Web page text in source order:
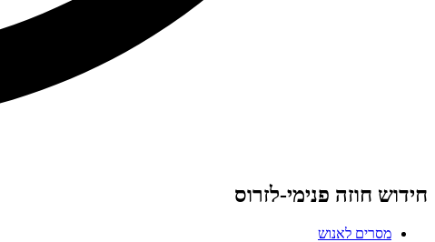
חידוש חוזה פנימי-לזרוס
מסרים לאנוש